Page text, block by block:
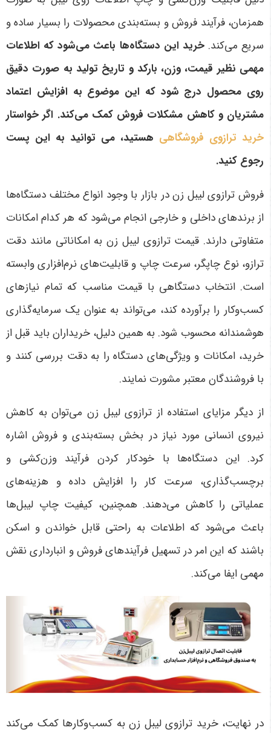
همزمان، فرآیند فروش و بسته‌بندی محصولات را بسیار ساده و
سریع می‌کند.خرید این دستگاه‌ها باعث می‌شود که اطلاعات
مهمی نظیر قیمت، وزن، بارکد و تاریخ تولید به صورت دقیق
روی محصول درج شود که این موضوع به افزایش اعتماد
مشتریان و کاهش مشکلات فروش کمک می‌کند. اگر خواستار
خرید ترازوی فروشگاهی هستید، می توانید به این پست
رجوع کنید.
فروش ترازوی لیبل زن در بازار با وجود انواع مختلف دستگاه‌ها
از برندهای داخلی و خارجی انجام می‌شود که هر کدام امکانات
متفاوتی دارند. قیمت ترازوی لیبل زن به امکاناتی مانند دقت
ترازو، نوع چاپگر، سرعت چاپ و قابلیت‌های نرم‌افزاری وابسته
است. انتخاب دستگاهی با قیمت مناسب که تمام نیازهای
کسب‌وکار را برآورده کند، می‌تواند به عنوان یک سرمایه‌گذاری
هوشمندانه محسوب شود. به همین دلیل، خریداران باید قبل از
خرید، امکانات و ویژگی‌های دستگاه را به دقت بررسی کنند و
با فروشندگان معتبر مشورت نمایند.
از دیگر مزایای استفاده از ترازوی لیبل زن می‌توان به کاهش
نیروی انسانی مورد نیاز در بخش بسته‌بندی و فروش اشاره
کرد. این دستگاه‌ها با خودکار کردن فرآیند وزن‌کشی و
برچسب‌گذاری، سرعت کار را افزایش داده و هزینه‌های
عملیاتی را کاهش می‌دهند. همچنین، کیفیت چاپ لیبل‌ها
باعث می‌شود که اطلاعات به راحتی قابل خواندن و اسکن
باشند که این امر در تسهیل فرآیندهای فروش و انبارداری نقش
مهمی ایفا می‌کند.
در نهایت، خرید ترازوی لیبل زن به کسب‌وکارها کمک می‌کند